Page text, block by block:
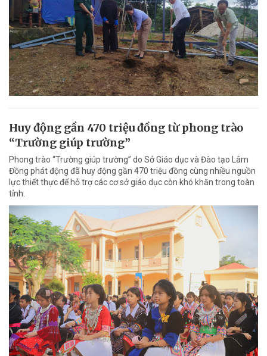
Huy động gần 470 triệu đồng từ phong trào
“Trường giúp trường”
Phong trào “Trường giúp trường” do Sở Giáo dục và Đào tạo Lâm
Đồng phát động đã huy động gần 470 triệu đồng cùng nhiều nguồn
lực thiết thực để hỗ trợ các cơ sở giáo dục còn khó khăn trong toàn
tỉnh.